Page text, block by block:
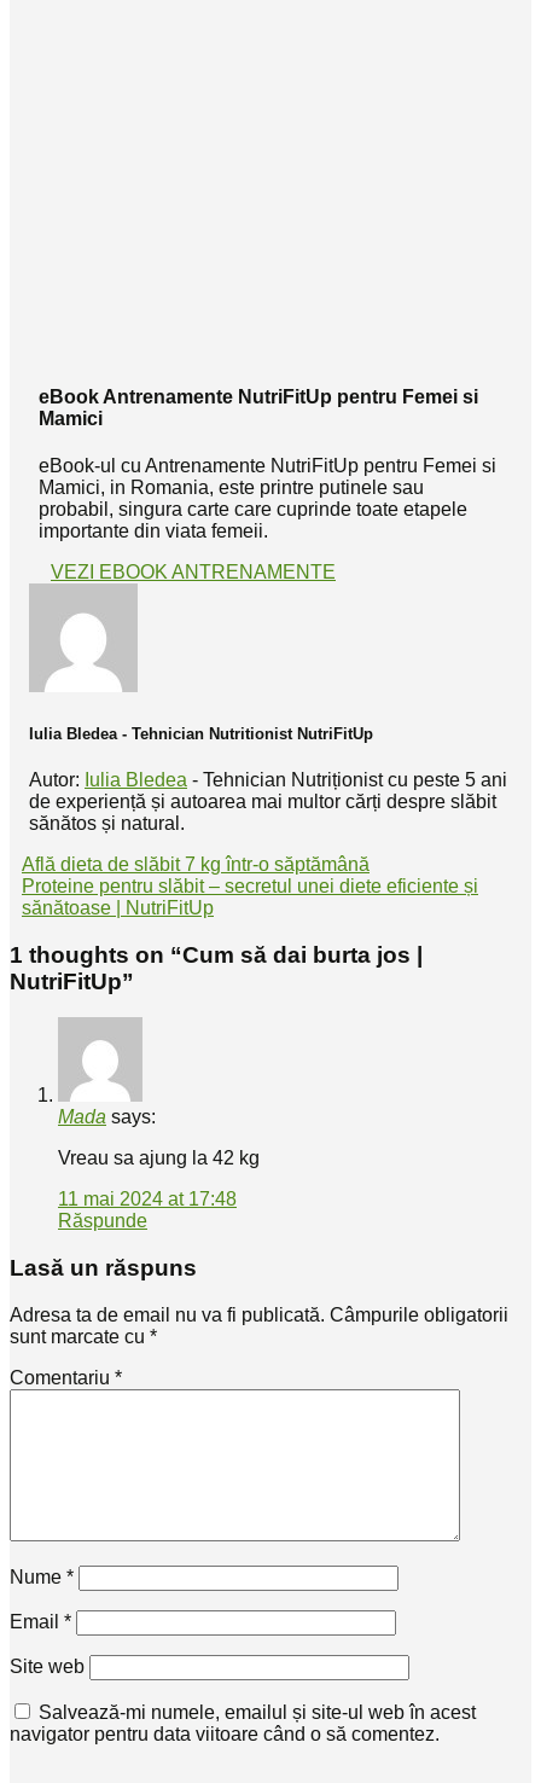
eBook Antrenamente NutriFitUp pentru Femei si
Mamici
eBook-ul cu Antrenamente NutriFitUp pentru Femei si
Mamici, in Romania, este printre putinele sau
probabil, singura carte care cuprinde toate etapele
importante din viata femeii.
VEZI EBOOK ANTRENAMENTE
Iulia Bledea - Tehnician Nutritionist NutriFitUp
Autor: Iulia Bledea - Tehnician Nutriționist cu peste 5 ani
de experiență și autoarea mai multor cărți despre slăbit
sănătos și natural.
Află dieta de slăbit 7 kg într-o săptămână
Proteine pentru slăbit – secretul unei diete eficiente și
sănătoase | NutriFitUp
1 thoughts on “Cum să dai burta jos |
NutriFitUp”
Mada says:
Vreau sa ajung la 42 kg
11 mai 2024 at 17:48
Răspunde
Lasă un răspuns
Adresa ta de email nu va fi publicată. Câmpurile obligatorii
sunt marcate cu *
Comentariu *
Nume *
Email *
Site web
Salvează-mi numele, emailul și site-ul web în acest
navigator pentru data viitoare când o să comentez.